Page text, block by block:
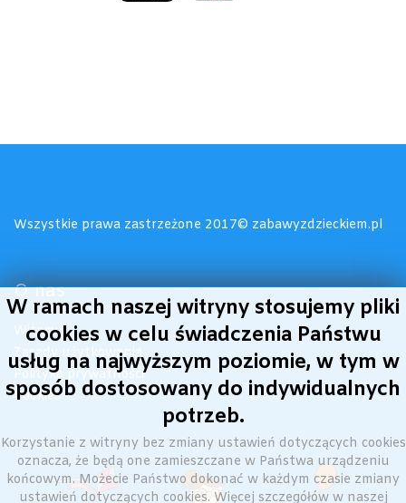
W ramach naszej witryny stosujemy pliki
cookies w celu świadczenia Państwu
usług na najwyższym poziomie, w tym w
sposób dostosowany do indywidualnych
potrzeb.
Korzystanie z witryny bez zmiany ustawień dotyczących cookies
oznacza, że będą one zamieszczane w Państwa urządzeniu
końcowym. Możecie Państwo dokonać w każdym czasie zmiany
ustawień dotyczących cookies. Więcej szczegółów w naszej
Wszystkie prawa zastrzeżone 2017© zabawyzdzieckiem.pl
O nas
Witamy!
Zasady użytkowania
Polityka prywatności
Cookies